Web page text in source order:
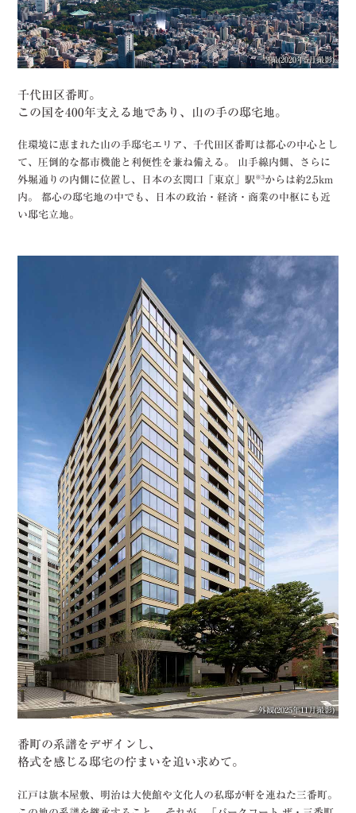
空撮(2020年5月撮影)
千代田区番町。
この国を400年支える地であり、
山の手の邸宅地。
住環境に恵まれた山の手邸宅エリア、千代田区番町は都心の中心とし
て、 圧倒的な都市機能と利便性を兼ね備える。 山手線内側、
さらに
外堀通りの内側に位置し、
日本の玄関口「東京」駅 ※3からは約2.5km
内。
都心の邸宅地の中でも、
日本の政治・経済・商業の中枢にも近
い邸宅立地。
外観(2025年11月撮影)
番町の系譜をデザインし、
格式を感じる邸宅の佇まいを追い求めて。
江戸は旗本屋敷、 明治は大使館や文化人の私邸が軒を連ねた三番町。